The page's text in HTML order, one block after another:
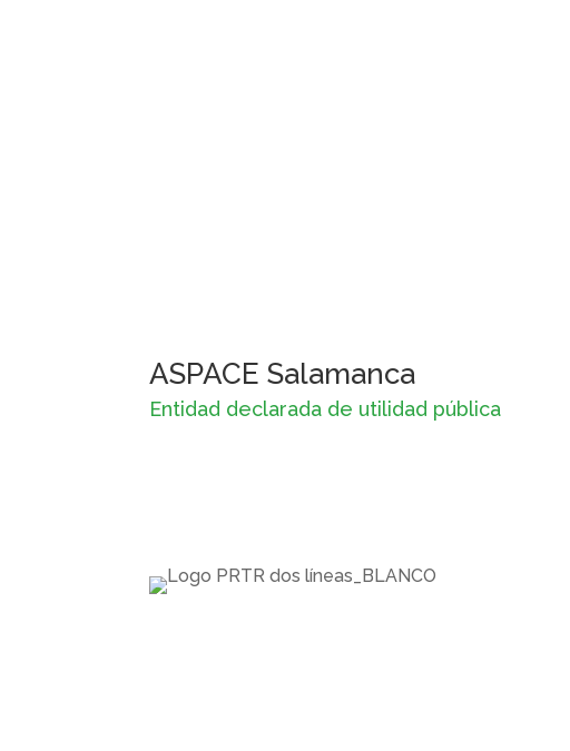
ASPACE Salamanca
Entidad declarada de utilidad pública